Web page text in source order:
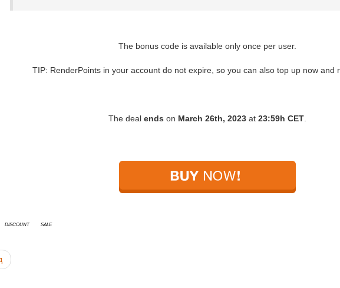
The bonus code is available only once per user.
TIP: RenderPoints in your account do not expire, so you can also top up now and
The dealendson March 26th, 2023at 23:59h CET
discount sale